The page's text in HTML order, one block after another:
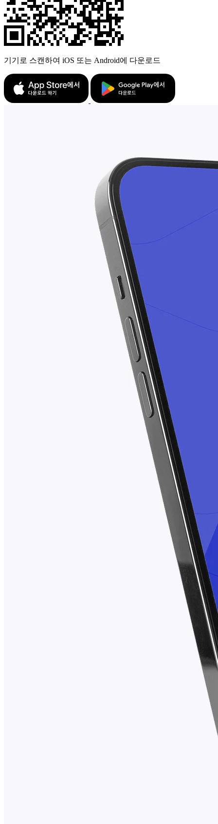
기기로 스캔하여 iOS 또는 Android에 다운로드